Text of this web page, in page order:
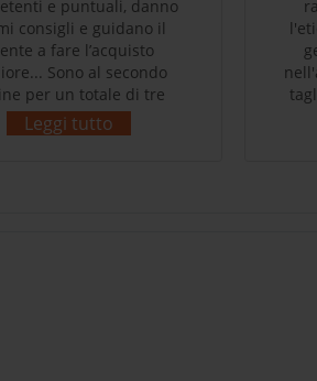
e puntuali, danno
consigli e guidano il
a fare l’acquisto
Sono al secondo
per un totale di tre
acquistati. Massima
nell’imballaggio e nella
Leggi tutto